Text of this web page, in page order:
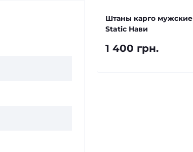
Штаны карго мужские
Static Нави
1 400 грн.